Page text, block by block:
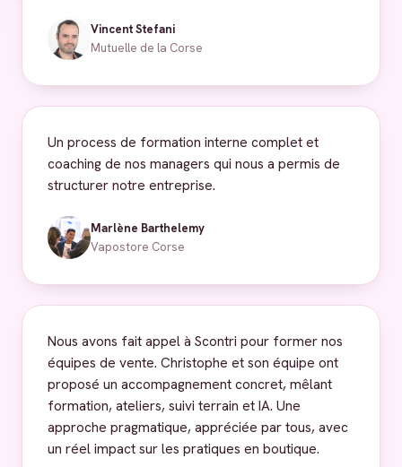
Vincent Stefani
Mutuelle de la Corse
Un process de formation interne complet et
coaching de nos managers qui nous a permis de
structurer notre entreprise.
Marlène Barthelemy
Vapostore Corse
Nous avons fait appel à Scontri pour former nos
équipes de vente. Christophe et son équipe ont
proposé un accompagnement concret, mêlant
formation, ateliers, suivi terrain et IA. Une
approche pragmatique, appréciée par tous, avec
un réel impact sur les pratiques en boutique.